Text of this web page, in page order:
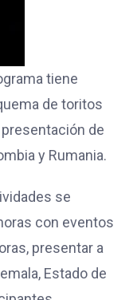
tiene
de toritos
de
y Rumania.
se
con eventos
presentar a
Estado de